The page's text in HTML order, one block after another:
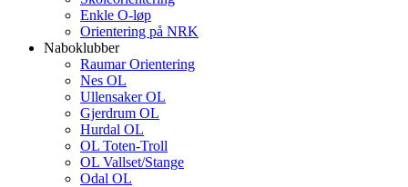
Enkle O-løp
Orientering på NRK
Naboklubber
Raumar Orientering
Nes OL
Ullensaker OL
Gjerdrum OL
Hurdal OL
OL Toten-Troll
OL Vallset/Stange
Odal OL